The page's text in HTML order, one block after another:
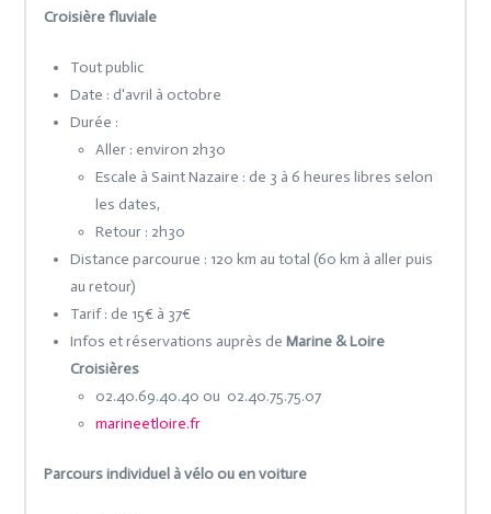
Croisière fluviale
Tout public
Date : d'avril à octobre
Durée :
Aller : environ 2h30
Escale à Saint Nazaire : de 3 à 6 heures libres selon
les dates,
Retour : 2h30
Distance parcourue : 120 km au total (60 km à aller puis
au retour)
Tarif : de 15€ à 37€
Infos et réservations auprès de Marine & Loire
Croisières
02.40.69.40.40 ou 02.40.75.75.07
marineetloire.fr
Parcours individuel à vélo ou en voiture